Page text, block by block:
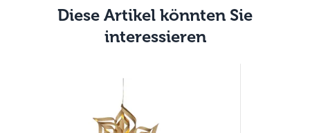
Diese Artikel könnten Sie
interessieren